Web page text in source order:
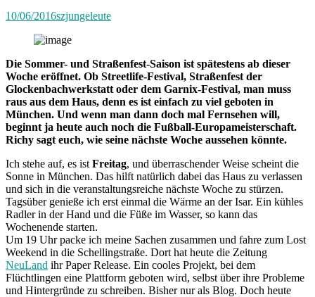
10/06/2016szjungeleute
Die Sommer- und Straßenfest-Saison ist spätestens ab dieser
Woche eröffnet. Ob Streetlife-Festival, Straßenfest der
Glockenbachwerkstatt oder dem Garnix-Festival, man muss
raus aus dem Haus, denn es ist einfach zu viel geboten in
München. Und wenn man dann doch mal Fernsehen will,
beginnt ja heute auch noch die Fußball-Europameisterschaft.
Richy sagt euch, wie seine nächste Woche aussehen könnte.
Ich stehe auf, es ist Freitag, und überraschender Weise scheint die
Sonne in München. Das hilft natürlich dabei das Haus zu verlassen
und sich in die veranstaltungsreiche nächste Woche zu stürzen.
Tagsüber genieße ich erst einmal die Wärme an der Isar. Ein kühles
Radler in der Hand und die Füße im Wasser, so kann das
Wochenende starten.
Um 19 Uhr packe ich meine Sachen zusammen und fahre zum Lost
Weekend in die Schellingstraße. Dort hat heute die Zeitung
NeuLand ihr Paper Release. Ein cooles Projekt, bei dem
Flüchtlingen eine Plattform geboten wird, selbst über ihre Probleme
und Hintergründe zu schreiben. Bisher nur als Blog. Doch heute